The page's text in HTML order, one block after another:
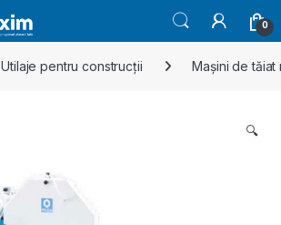
0
Utilaje pentru construcții Mașini de
🔍